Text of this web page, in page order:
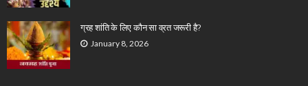
ग्रह शांति के लिए कौन सा व्रत जरूरी है?
January 8, 2026